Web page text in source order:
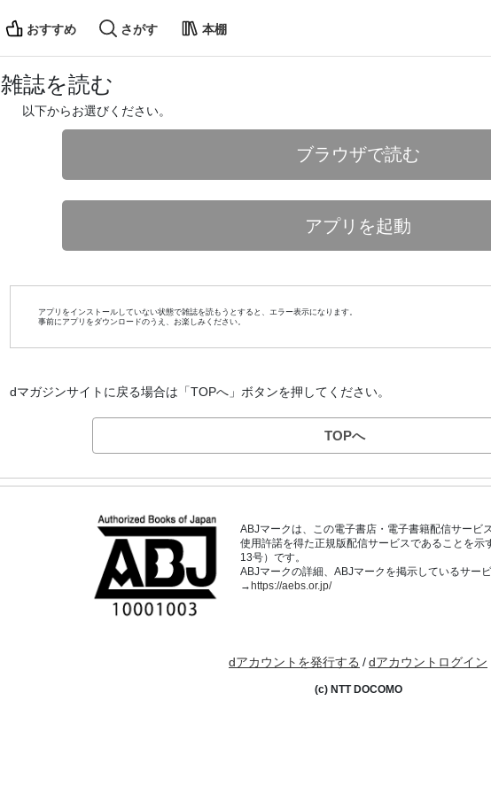
おすすめ さがす 本棚
雑誌を読む
以下からお選びください。
ブラウザで読む
アプリを起動
アプリをインストールしていない状態で雑誌を読もうとすると、エラー表示になります。
事前にアプリをダウンロードのうえ、お楽しみください。
dマガジンサイトに戻る場合は「TOPへ」ボタンを押してください。
TOPへ
ABJマークは、この電子書店・電子書籍配信サービ
使用許諾を得た正規版配信サービスであることを示
13号）です。
ABJマークの詳細、ABJマークを掲示しているサー
→https://aebs.or.jp/
dアカウントを発行する /dアカウントログイン
(c) NTT DOCOMO